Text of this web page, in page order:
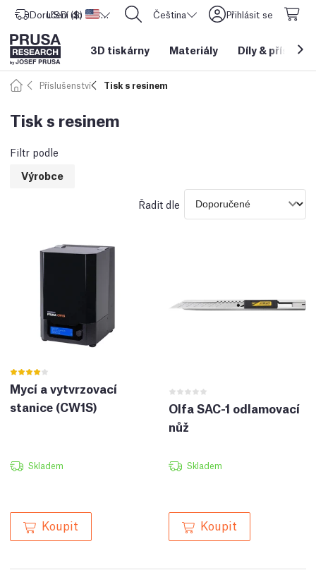
Doručení do Spojené státy americké
USD ($) CORE One L: Nyní skladem! Čeština Přihlásit se
3D tiskárny Materiály Díly &
Příslušenství Tisk s resinem
Tisk s resinem
Filtr podle
Výrobce
Řadit dle
Mycí a vytvrzovací
stanice (CW1S)
Skladem
Koupit
Olfa SAC-1 odlamovací
nůž
Skladem
Koupit